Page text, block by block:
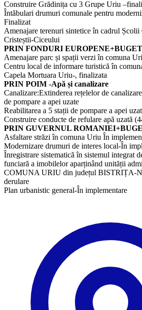
Construire Grădinița cu 3 Grupe Uriu
Întăbulari drumuri comunale pentru
Finalizat
Amenajare terenuri sintetice în cadrul
Cristeștii-Ciceului
PRIN FONDURI
Amenajare parc și spații verzi în comuna
Centru local de informare turistică în
Capela Mortuara Uriu-, finalizata
PRIN POIM -Apă și canalizare
Canalizare:Extinderea rețelelor de
de pompare a apei uzate
Reabilitarea a 5 stații de pompare a apei
Construire conducte de refulare apă uzată
PRIN GUVERNUL
Asfaltare străzi în comuna Uriu În
Modernizare drumuri de interes local-În
Înregistrare sistematică în sistemul integrat
funciară a imobilelor aparținând unității
COMUNA URIU din județul BISTRIȚA-
derulare
Plan urbanistic general-În implementare